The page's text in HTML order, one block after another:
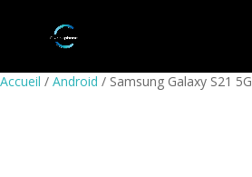
Accueil / Android / Samsung Galaxy S21 5G